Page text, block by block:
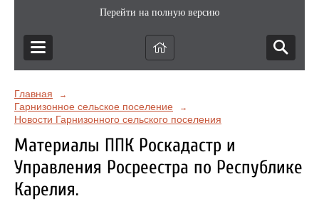
Перейти на полную версию
Главная →
Гарнизонное сельское поселение →
Новости Гарнизонного сельского поселения
Материалы ППК Роскадастр и
Управления Росреестра по Республике
Карелия.